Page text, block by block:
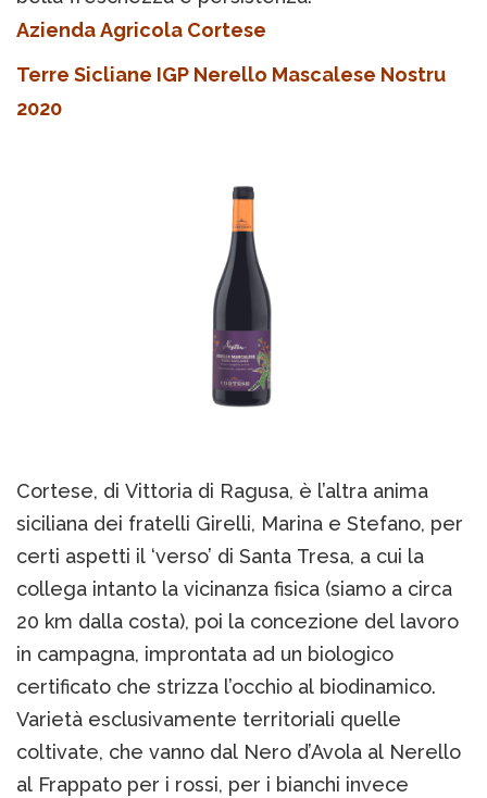
Azienda Agricola Cortese
Terre Sicliane IGP Nerello Mascalese Nostru
2020
Cortese, di Vittoria di Ragusa, è l’altra anima
siciliana dei fratelli Girelli, Marina e Stefano, per
certi aspetti il ‘verso’ di Santa Tresa, a cui la
collega intanto la vicinanza fisica (siamo a circa
20 km dalla costa), poi la concezione del lavoro
in campagna, improntata ad un biologico
certificato che strizza l’occhio al biodinamico.
Varietà esclusivamente territoriali quelle
coltivate, che vanno dal Nero d’Avola al Nerello
al Frappato per i rossi, per i bianchi invece